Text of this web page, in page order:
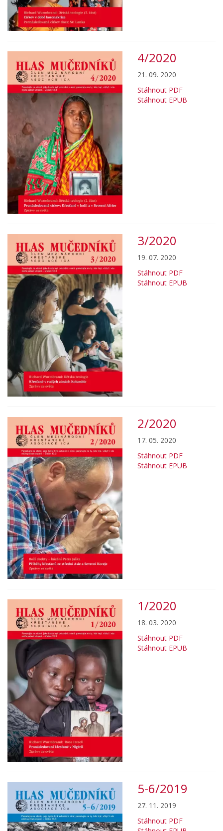
4/2020
21. 09. 2020
Stáhnout PDF
Stáhnout EPUB
3/2020
19. 07. 2020
Stáhnout PDF
Stáhnout EPUB
2/2020
17. 05. 2020
Stáhnout PDF
Stáhnout EPUB
1/2020
18. 03. 2020
Stáhnout PDF
Stáhnout EPUB
5-6/2019
27. 11. 2019
Stáhnout PDF